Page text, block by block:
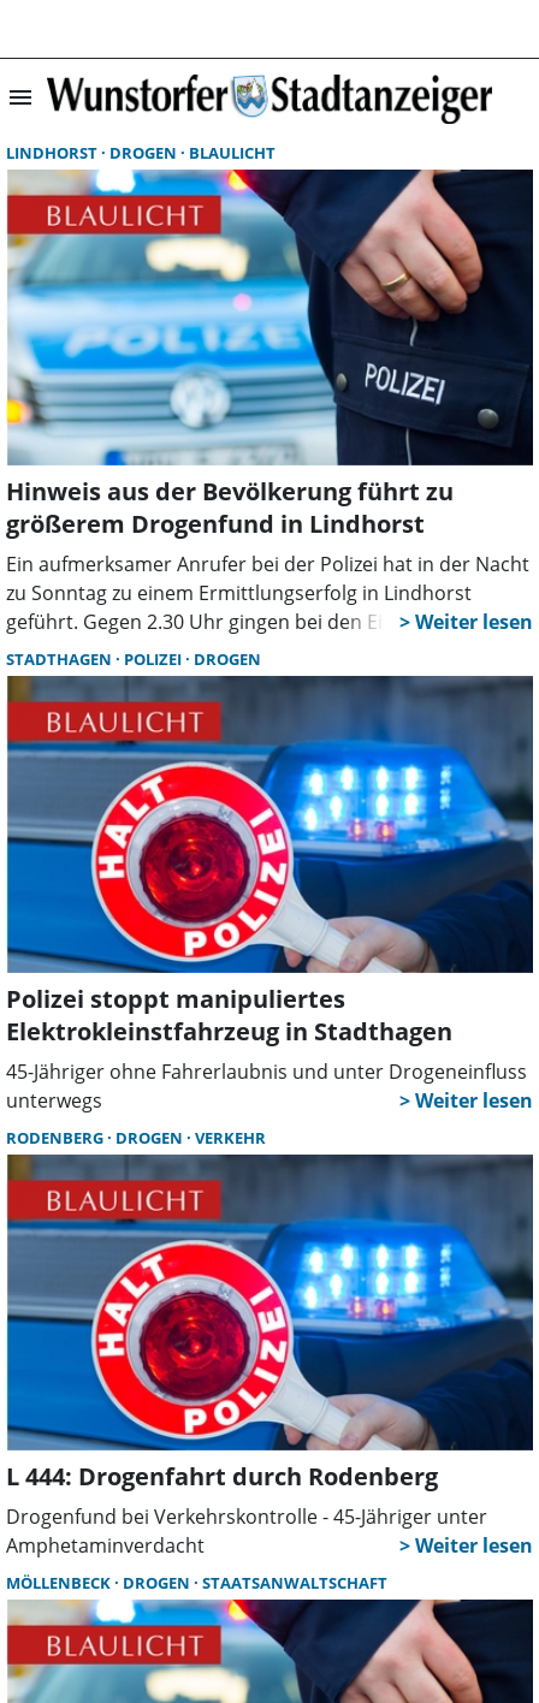
menu
LINDHORST DROGEN BLAULICHT
Hinweis aus der Bevölkerung führt zu
größerem Drogenfund in Lindhorst
Ein aufmerksamer Anrufer bei der Polizei hat in der Nacht
zu Sonntag zu einem Ermittlungserfolg in Lindhorst
geführt. Gegen 2.30 Uhr gingen bei den Einsatzkräften
Hinweise ein, dass zwei Pkw von Insassen genutzt würden,
die mutmaßlich Cannabis konsumiert hätten und im
Begriff gewesen seien, loszufahren.
STADTHAGEN POLIZEI DROGEN
Polizei stoppt manipuliertes
Elektrokleinstfahrzeug in Stadthagen
45-Jähriger ohne Fahrerlaubnis und unter Drogeneinfluss
unterwegs
RODENBERG DROGEN VERKEHR
L 444: Drogenfahrt durch Rodenberg
Drogenfund bei Verkehrskontrolle - 45-Jähriger unter
Amphetaminverdacht
MÖLLENBECK DROGEN STAATSANWALTSCHAFT